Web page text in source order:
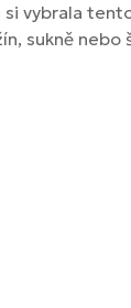
si vybrala
sukně